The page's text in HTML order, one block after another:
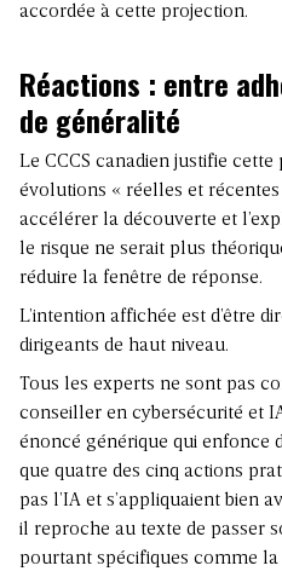
accordée à cette projection.
Réactions : entre
de généralité
Le CCCS canadien justifie
évolutions « réelles et récentes
accélérer la découverte et
le risque ne serait plus
réduire la fenêtre de réponse.
L’intention affichée est d’être
dirigeants de haut niveau.
Tous les experts ne sont pas
conseiller en cybersécurité et
énoncé générique qui enfonce
que quatre des cinq actions
pas l’IA et s’appliquaient bien
il reproche au texte de passer
pourtant spécifiques comme